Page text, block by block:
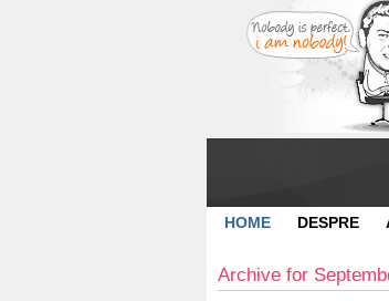
HOME DESPRE
Archive for